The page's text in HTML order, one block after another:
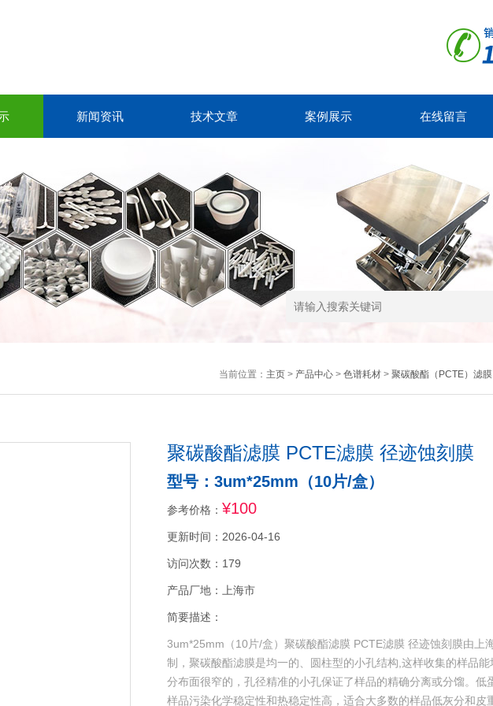
新闻资讯 技术文章 案例展示 在线留言
当前位置： 主页> 产品中心> 色谱耗材> 聚碳酸酯（PCTE）滤膜
聚碳酸酯滤膜 PCTE滤膜 径迹蚀刻膜
型号：3um*25mm（10片/盒）
参考价格： ¥100
更新时间：2026-04-16
访问次数：179
产品厂地：上海市
简要描述：
3um*25mm（10片/盒）聚碳酸酯滤膜 PCTE滤膜 径迹蚀刻膜由上
制，聚碳酸酯滤膜是均一的、圆柱型的小孔结构,这样收集的样品
分布面很窄的，孔径精准的小孔保证了样品的精确分离或分馏。低
样品污染化学稳定性和热稳定性高，适合大多数的样品低灰分和皮